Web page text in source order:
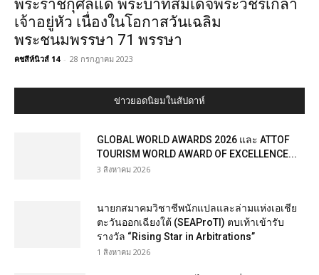
พระราชกุศลแด่ พระบาทสมเด็จพระวชิรเกล้า
เจ้าอยู่หัว เนื่องในโอกาสวันเฉลิม
พระชนมพรรษา 71 พรรษา
คชสีห์นิวส์ 14 - 28 กรกฎาคม 2023
ข่าวยอดนิยมในสัปดาห์
GLOBAL WORLD AWARDS 2026 และ ATTOF
TOURISM WORLD AWARD OF EXCELLENCE...
3 สิงหาคม 2026
นายกสมาคมวิชาชีพนักแปลและล่ามแห่งเอเชีย
ตะวันออกเฉียงใต้ (SEAProTI) ตบเท้าเข้ารับ
รางวัล “Rising Star in Arbitrations”
1 สิงหาคม 2026